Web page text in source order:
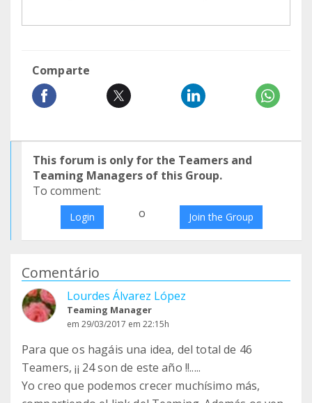
Comparte
This forum is only for the Teamers and
Teaming Managers of this Group.
To comment:
Login o Join the Group
Comentário
Lourdes Álvarez López
Teaming Manager
em 29/03/2017 em 22:15h
Para que os hagáis una idea, del total de 46
Teamers, ¡¡ 24 son de este año !!.....
Yo creo que podemos crecer muchísimo más,